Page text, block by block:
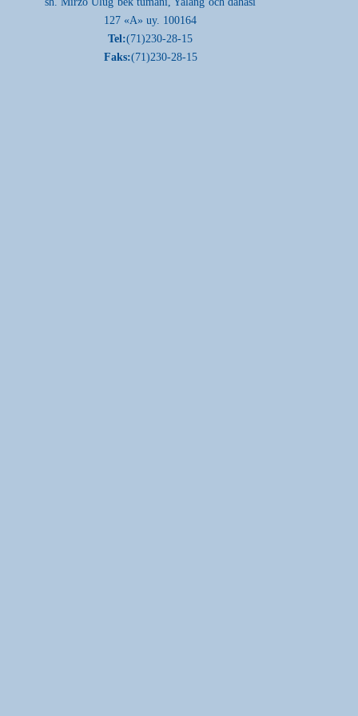
127 «A» uy. 100164
Tel:(71)230-28-15
Faks:(71)230-28-15